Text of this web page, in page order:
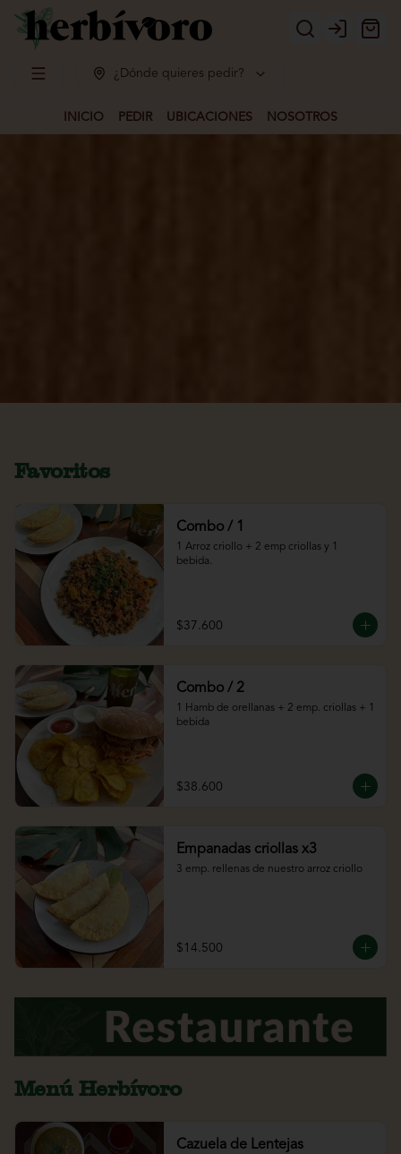
Login
¿Dónde quieres pedir?
INICIO PEDIR UBICACIONES NOSOTROS
Favoritos
Combo / 1
1 Arroz criollo + 2 emp criollas y 1
bebida.
$37.600
Combo / 2
1 Hamb de orellanas + 2 emp. criollas + 1
bebida
$38.600
Empanadas criollas x3
3 emp. rellenas de nuestro arroz criollo
$14.500
Menú Herbívoro
Cazuela de Lentejas